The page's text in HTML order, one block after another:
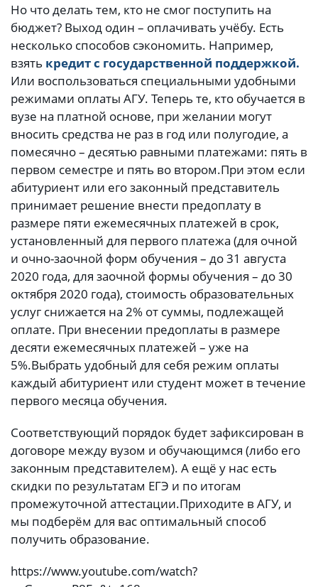
Но что делать тем, кто не смог поступить на
бюджет? Выход один – оплачивать учёбу. Есть
несколько способов сэкономить. Например,
взять кредит с государственной поддержкой.
Или воспользоваться специальными удобными
режимами оплаты АГУ. Теперь те, кто обучается в
вузе на платной основе, при желании могут
вносить средства не раз в год или полугодие, а
помесячно – десятью равными платежами: пять в
первом семестре и пять во втором.При этом если
абитуриент или его законный представитель
принимает решение внести предоплату в
размере пяти ежемесячных платежей в срок,
установленный для первого платежа (для очной
и очно-заочной форм обучения – до 31 августа
2020 года, для заочной формы обучения – до 30
октября 2020 года), стоимость образовательных
услуг снижается на 2% от суммы, подлежащей
оплате. При внесении предоплаты в размере
десяти ежемесячных платежей – уже на
5%.Выбрать удобный для себя режим оплаты
каждый абитуриент или студент может в течение
первого месяца обучения.
Соответствующий порядок будет зафиксирован в
договоре между вузом и обучающимся (либо его
законным представителем). А ещё у нас есть
скидки по результатам ЕГЭ и по итогам
промежуточной аттестации.Приходите в АГУ, и
мы подберём для вас оптимальный способ
получить образование.
https://www.youtube.com/watch?